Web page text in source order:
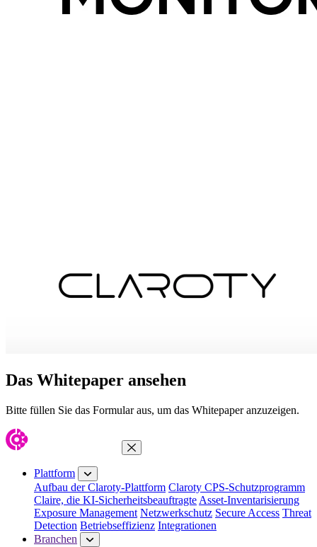
Das Whitepaper ansehen
Bitte füllen Sie das Formular aus, um das Whitepaper anzuzeigen.
Menü schließen
Plattform
Aufbau der Claroty-Plattform Claroty CPS-Schutzprogramm
Claire, die KI-Sicherheitsbeauftragte Asset-Inventarisierung
Exposure Management Netzwerkschutz Secure Access Threat
Detection Betriebseffizienz Integrationen
Branchen